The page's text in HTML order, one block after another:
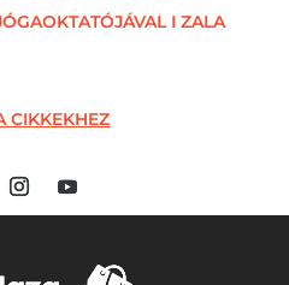
I ZALA
CIKKEKHEZ